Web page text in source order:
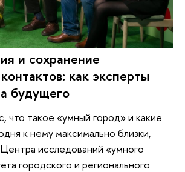
и сохранение
как эксперты
будущего
что такое «умный город» и какие
к нему максимально близки,
исследований «умного
городского и регионального